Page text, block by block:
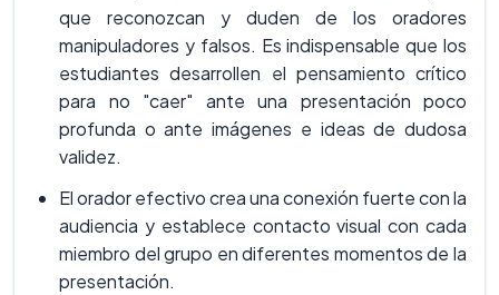
que reconozcan y duden de los oradores
manipuladores y falsos. Es indispensable que los
estudiantes desarrollen el pensamiento crítico
para no "caer" ante una presentación poco
profunda o ante imágenes e ideas de dudosa
validez.
El orador efectivo crea una conexión fuerte con la
audiencia y establece contacto visual con cada
miembro del grupo en diferentes momentos de la
presentación.